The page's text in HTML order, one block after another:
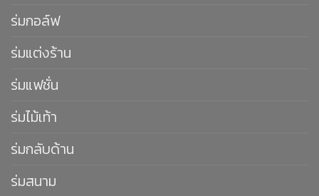
ร่มกอล์ฟ
ร่มแต่งร้าน
ร่มแฟชั่น
ร่มไม้เท้า
ร่มกลับด้าน
ร่มสนาม